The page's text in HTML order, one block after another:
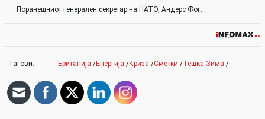
Поранешниот генерален секретар на НАТО, Андерс Фог…
Тагови: Британија /Енергија /Криза /Сметки /Тешка Зима /